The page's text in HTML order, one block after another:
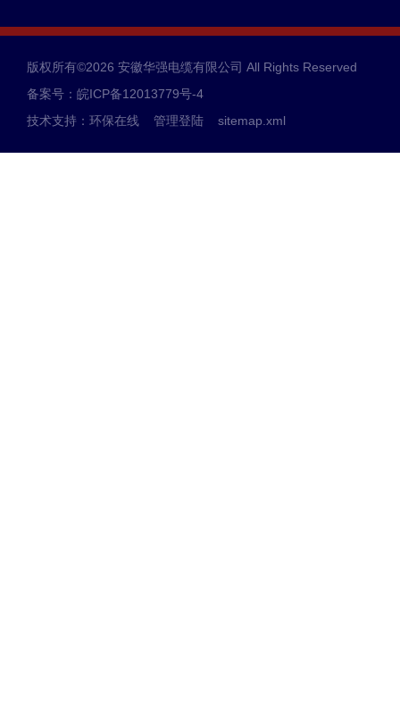
版权所有©2026 安徽华强电缆有限公司 All Rights Reserved
备案号：皖ICP备12013779号-4
技术支持： 环保在线 管理登陆 sitemap.xml